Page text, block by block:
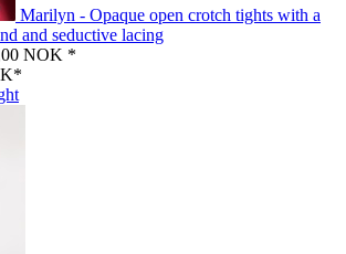
Marilyn - Opaque open crotch tights with a
and seductive lacing
NOK *